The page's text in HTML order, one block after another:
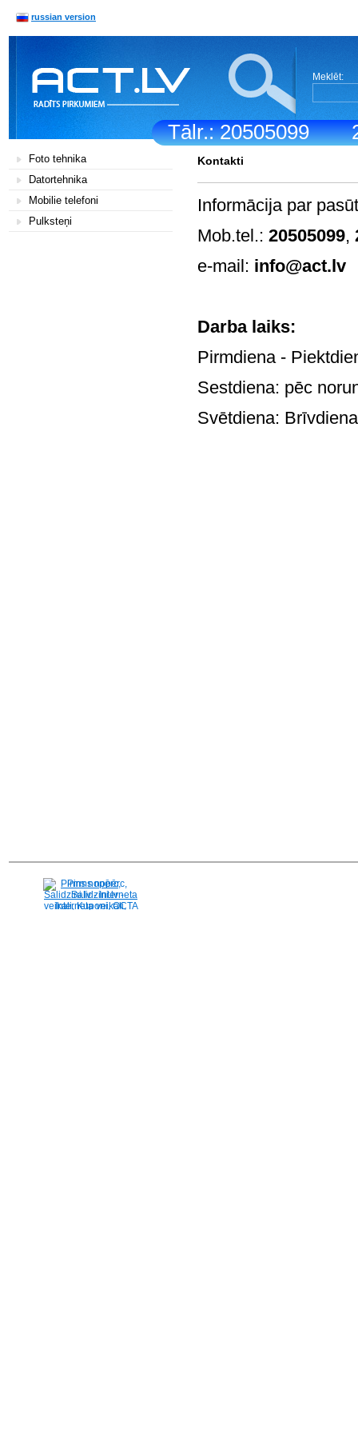
Tālr.: 20505099
russian version
Meklēt:
Foto tehnika
Datortehnika
Mobilie telefoni
Pulksteņi
Kontakti
Informācija par
Mob.tel.: 20505099,
e-mail: info@act.lv
Pirmdiena -
Sestdiena:
Pirms nopērc,
Salidzini.lv - Interneta
veikali, Kuponi, OCTA